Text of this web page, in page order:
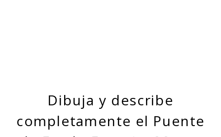
Dibuja y describe
completamente el Puente